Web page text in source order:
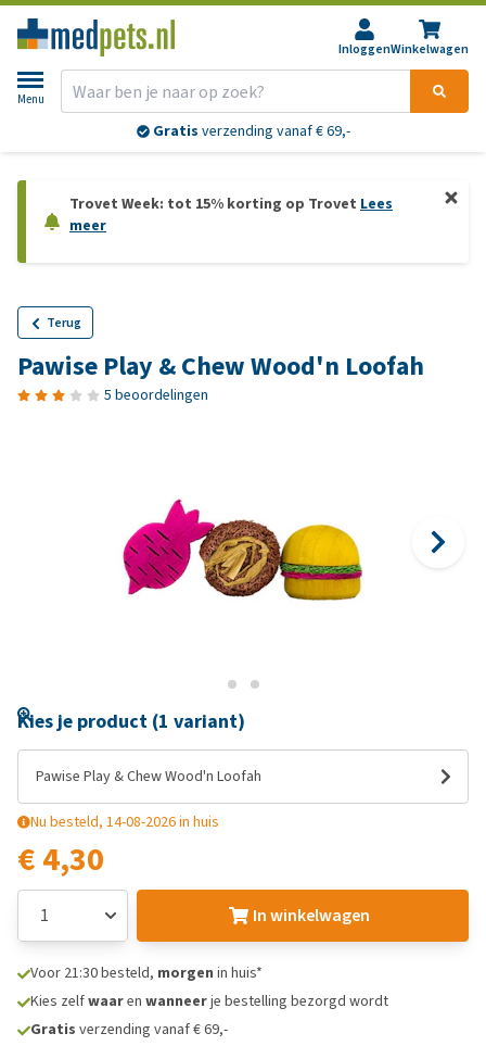
InloggenWinkelwagen
Menu
Gratis verzending vanaf € 69,-
Trovet Week: tot 15% korting op Trovet Lees
meer
Terug
Pawise Play & Chew Wood'n Loofah
5 beoordelingen
Kies je product (1 variant)
Pawise Play & Chew Wood'n Loofah
Nu besteld, 14-08-2026 in huis
€ 4,30
In winkelwagen
Voor 21:30 besteld, morgen in huis*
Kies zelfwaaren wanneerje bestelling bezorgd wordt
Gratis verzending vanaf € 69,-